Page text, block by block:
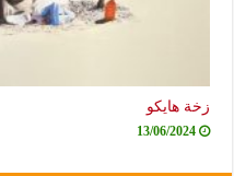
زخة هايكو
13/06/2024